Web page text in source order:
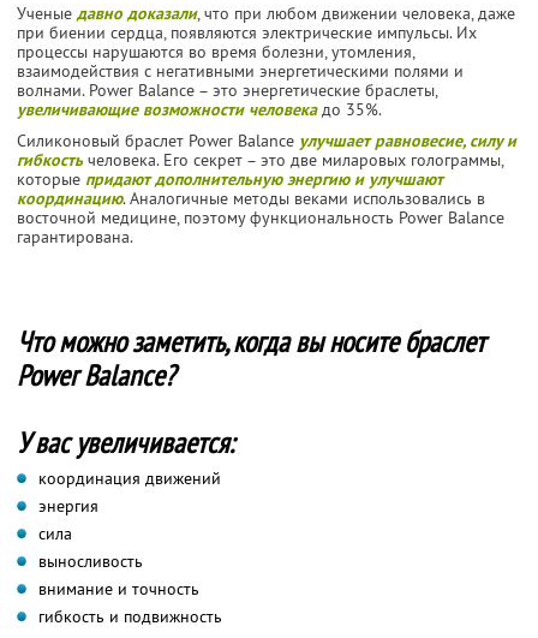
Ученые давно доказали, что при любом движении человека, даже
при биении сердца, появляются электрические импульсы. Их
процессы нарушаются во время болезни, утомления,
взаимодействия с негативными энергетическими полями и
волнами. Power Balance – это энергетические браслеты,
увеличивающие возможности человекадо 35%.
Силиконовый браслет Power Balance улучшает равновесие, силу и
гибкостьчеловека. Его секрет – это две миларовых голограммы,
которые придают дополнительную энергию и улучшают
координацию. Аналогичные методы веками использовались в
восточной медицине, поэтому функциональность Power Balance
гарантирована.
Что можно заметить, когда вы носите браслет
Power Balance?
У вас увеличивается:
координация движений
энергия
сила
выносливость
внимание и точность
гибкость и подвижность